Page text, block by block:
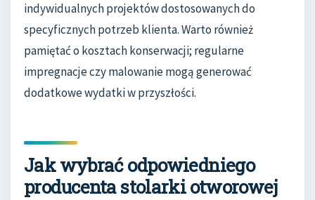
indywidualnych projektów dostosowanych do
specyficznych potrzeb klienta. Warto również
pamiętać o kosztach konserwacji; regularne
impregnacje czy malowanie mogą generować
dodatkowe wydatki w przyszłości.
Jak wybrać odpowiedniego
producenta stolarki otworowej